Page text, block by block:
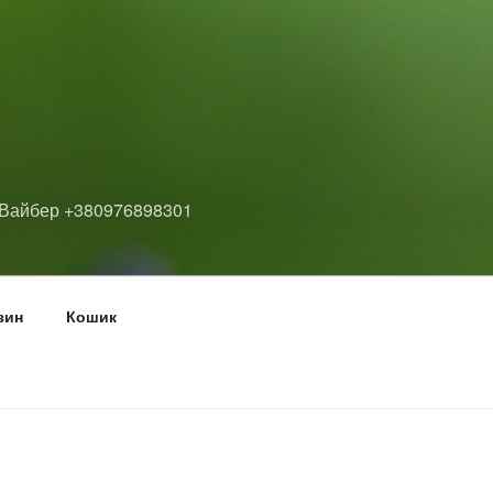
+380976898301
Кошик